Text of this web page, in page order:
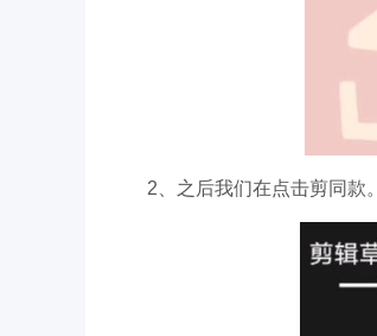
2、之后我们在点击剪同款。